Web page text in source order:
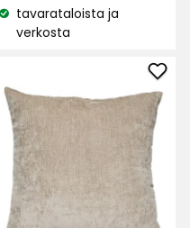
Katso
saatavuus:
tavarataloista ja
verkosta